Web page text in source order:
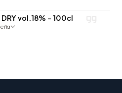
DRY vol.18% - 100cl